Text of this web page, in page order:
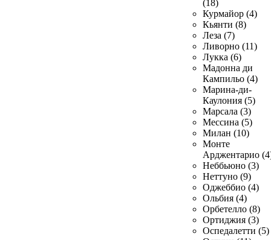
(18)
Курмайор (4)
Кьянти (8)
Леза (7)
Ливорно (11)
Лукка (6)
Мадонна ди
Кампильо (4)
Марина-ди-
Каулония (5)
Марсала (3)
Мессина (5)
Милан (10)
Монте
Арджентарио
Неббьюно (3)
Неттуно (9)
Оджеббио (4)
Ольбия (4)
Орбетелло (8)
Ортиджия (3)
Оспедалетти (5)